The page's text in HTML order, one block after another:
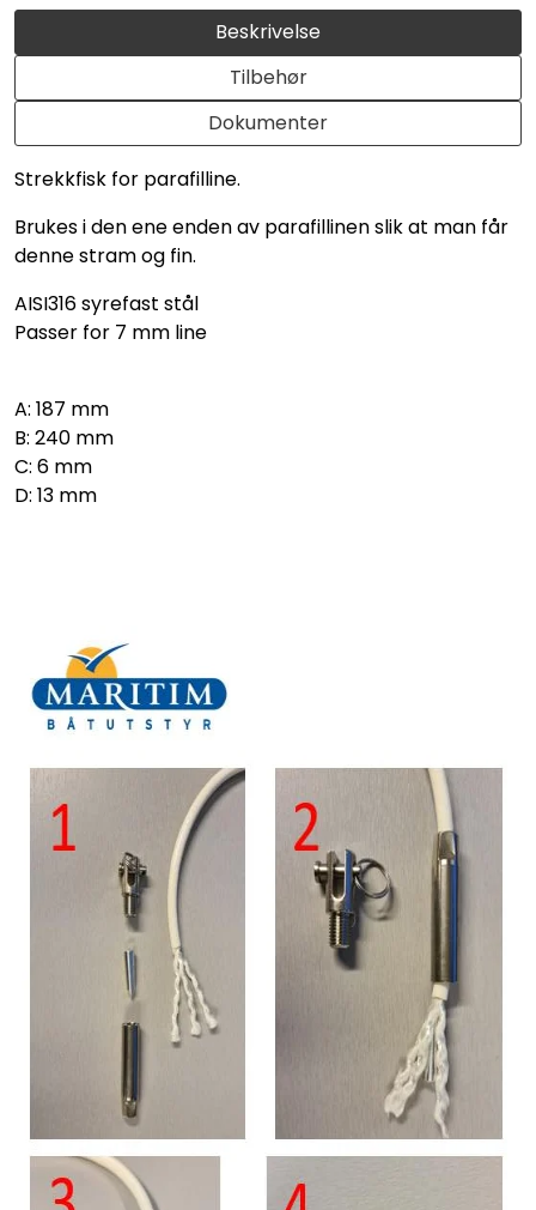
Beskrivelse
Tilbehør
Dokumenter
Strekkfisk for parafilline.
Brukes i den ene enden av parafillinen slik at man får
denne stram og fin.
AISI316 syrefast stål
Passer for 7 mm line
A: 187 mm
B: 240 mm
C: 6 mm
D: 13 mm